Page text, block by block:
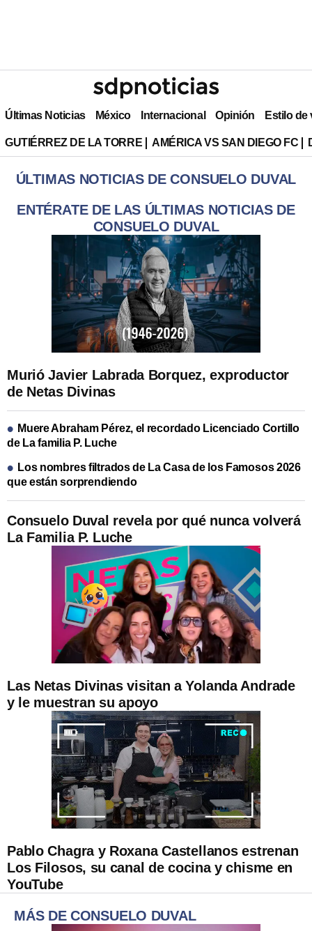
Últimas Noticias México Internacional Opinión Estilo de
GUTIÉRREZ DE LA TORRE AMÉRICA VS SAN DIEGO FC
ÚLTIMAS NOTICIAS DE CONSUELO DUVAL
ENTÉRATE DE LAS ÚLTIMAS NOTICIAS DE
CONSUELO DUVAL
Consuelo Duval revela por qué nunca volverá
La Familia P. Luche
Las Netas Divinas visitan a Yolanda Andrade
y le muestran su apoyo
Murió Javier Labrada Borquez, exproductor
de Netas Divinas
Muere Abraham Pérez, el recordado Licenciado Cortillo
de La familia P. Luche
Los nombres filtrados de La Casa de los Famosos 2026
que están sorprendiendo
Pablo Chagra y Roxana Castellanos estrenan
Los Filosos, su canal de cocina y chisme en
YouTube
MÁS DE CONSUELO DUVAL